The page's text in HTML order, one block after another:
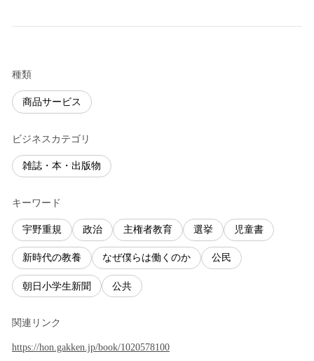
種類
商品サービス
ビジネスカテゴリ
雑誌・本・出版物
キーワード
宇野重規 政治 主権者教育 選挙 児童書
新時代の教養 なぜ僕らは働くのか 公民
朝日小学生新聞 公共
関連リンク
https://hon.gakken.jp/book/1020578100